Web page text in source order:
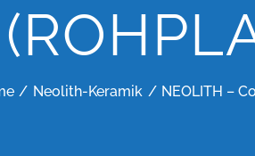
Neolith-Keramik NEOLITH –